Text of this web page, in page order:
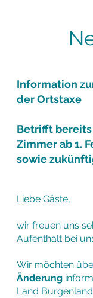
Information
der Ortstaxe
Betrifft
Zimmer ab 1.
sowie
Liebe Gäste,
wir freuen uns
Aufenthalt bei
Wir möchten
Änderung
Land